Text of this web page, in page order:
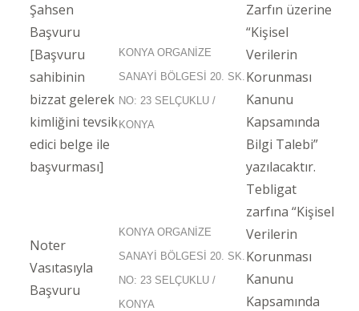
Şahsen
Başvuru
[Başvuru
sahibinin
bizzat gelerek
kimliğini tevsik
edici belge ile
başvurması]
KONYA ORGANİZE
SANAYİ BÖLGESİ 20. SK.
NO: 23 SELÇUKLU /
KONYA
Zarfın üzerine
“Kişisel
Verilerin
Korunması
Kanunu
Kapsamında
Bilgi Talebi”
yazılacaktır.
Noter
Vasıtasıyla
Başvuru
KONYA ORGANİZE
SANAYİ BÖLGESİ 20. SK.
NO: 23 SELÇUKLU /
KONYA
Tebligat
zarfına “Kişisel
Verilerin
Korunması
Kanunu
Kapsamında